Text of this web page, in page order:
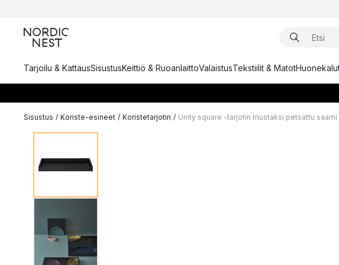
Tarjoilu & KattausSisustusKeittiö & RuoanlaittoValaistusTekstiilit & Matot
Sisustus / Koriste-esineet / Koristetarjotin / Unity square -tarjotin mustaksi petsattu saarni